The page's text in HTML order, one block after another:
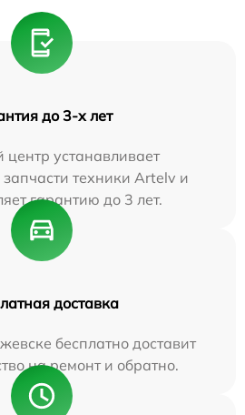
до 3-х лет
устанавливает
техники Artelv и
гарантию до 3 лет.
доставка
бесплатно доставит
на ремонт и обратно.